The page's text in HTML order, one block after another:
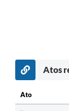
Atos
Ato